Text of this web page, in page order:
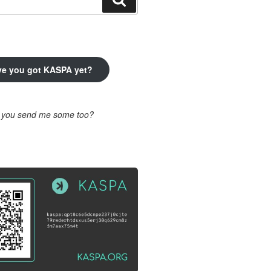
you got KASPA yet?
you send me some too?